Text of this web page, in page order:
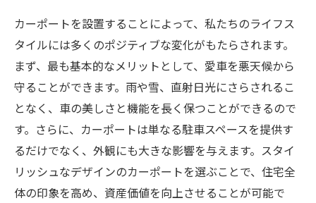
カーポートを設置することによって、私たちのライフス
タイルには多くのポジティブな変化がもたらされます。
まず、最も基本的なメリットとして、愛車を悪天候から
守ることができます。雨や雪、直射日光にさらされるこ
となく、車の美しさと機能を長く保つことができるので
す。さらに、カーポートは単なる駐車スペースを提供す
るだけでなく、外観にも大きな影響を与えます。スタイ
リッシュなデザインのカーポートを選ぶことで、住宅全
体の印象を高め、資産価値を向上させることが可能で